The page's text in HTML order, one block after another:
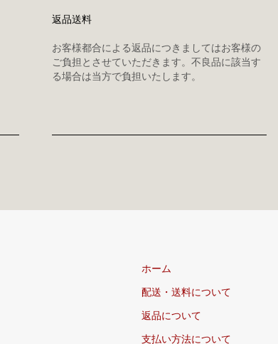
返品送料
お客様都合による返品につきましてはお客様の
ご負担とさせていただきます。不良品に該当す
る場合は当方で負担いたします。
ホーム
配送・送料について
返品について
支払い方法について